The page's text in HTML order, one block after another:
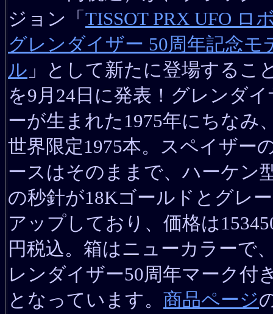
ジョン「 TISSOT PRX UFO ロ
グレンダイザー 50周年記念モ
ル 」として新たに登場するこ
を9月24日に発表！グレンダイ
ーが生まれた1975年にちなみ
世界限定1975本。スペイザー
ースはそのままで、ハーケン
の秒針が18Kゴールドとグレ
アップしており、価格は
円税込。箱はニューカラーで
レンダイザー50周年マーク付
となっています。 商品ページ